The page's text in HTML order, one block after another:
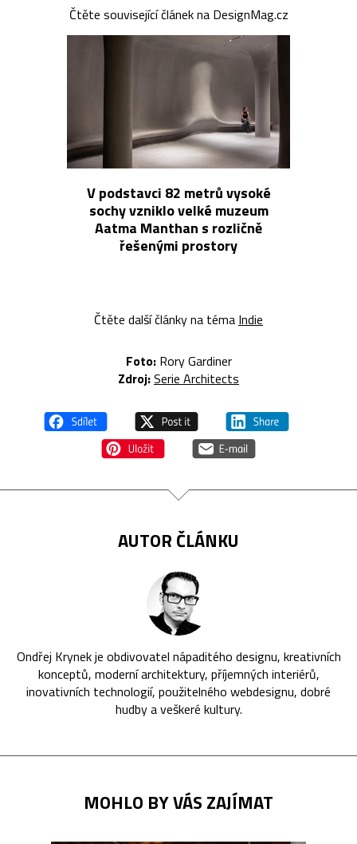
Čtěte související článek na DesignMag.cz
V podstavci 82 metrů vysoké
sochy vzniklo velké muzeum
Aatma Manthan s rozličně
řešenými prostory
Čtěte další články na téma Indie
Foto:Rory Gardiner
Zdroj:Serie Architects
AUTOR ČLÁNKU
Ondřej Krynek je obdivovatel nápaditého designu, kreativních
konceptů, moderní architektury, příjemných interiérů,
inovativních technologií, použitelného webdesignu, dobré
hudby a veškeré kultury.
MOHLO BY VÁS ZAJÍMAT